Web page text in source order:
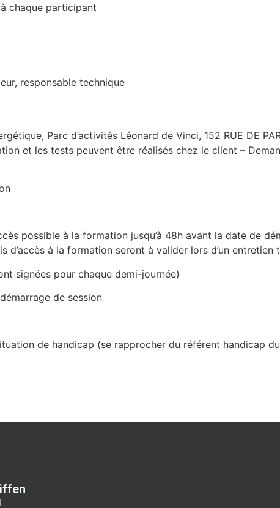
chaque participant
responsable technique
Parc d’activités Léonard de Vinci, 152 RUE DE
et les tests peuvent être réalisés chez le client –
possible à la formation jusqu’à 48h avant la date de
d’accès à la formation seront à valider lors d’un entretien
signées pour chaque demi-journée)
de session
de handicap (se rapprocher du référent handicap